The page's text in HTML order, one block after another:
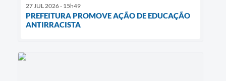
27 JUL 2026 - 15h49
PREFEITURA PROMOVE AÇÃO DE EDUCAÇÃO
ANTIRRACISTA